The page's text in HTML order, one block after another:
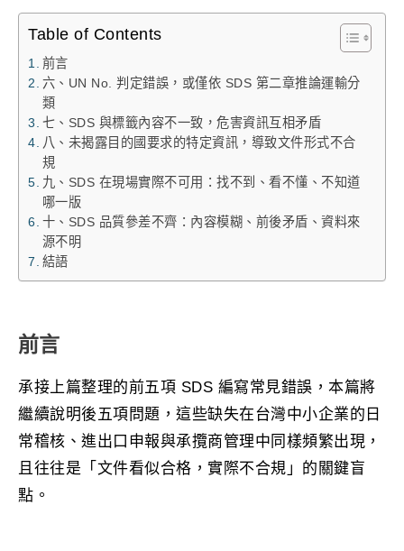
Table of Contents
前言
六、UN No. 判定錯誤，或僅依 SDS 第二章推論運輸分
類
七、SDS 與標籤內容不一致，危害資訊互相矛盾
八、未揭露目的國要求的特定資訊，導致文件形式不合
規
九、SDS 在現場實際不可用：找不到、看不懂、不知道
哪一版
十、SDS 品質參差不齊：內容模糊、前後矛盾、資料來
源不明
結語
前言
承接上篇整理的前五項 SDS 編寫常見錯誤，本篇將
繼續說明後五項問題，這些缺失在台灣中小企業的日
常稽核、進出口申報與承攬商管理中同樣頻繁出現，
且往往是「文件看似合格，實際不合規」的關鍵盲
點。